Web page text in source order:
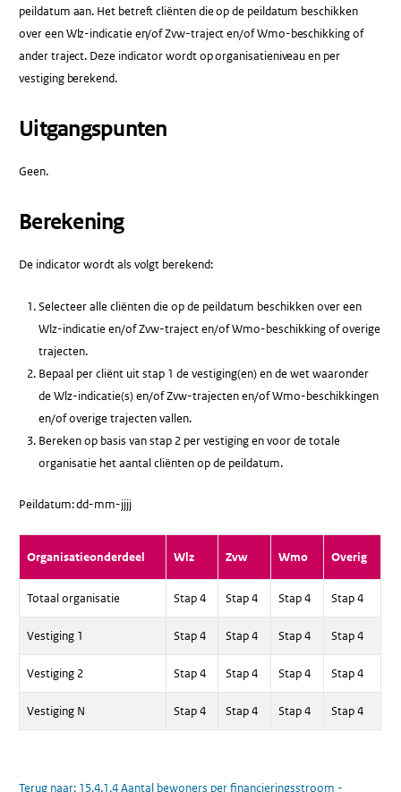
peildatum aan. Het betreft cliënten die op de peildatum beschikken
over een Wlz-indicatie en/of Zvw-traject en/of Wmo-beschikking of
ander traject. Deze indicator wordt op organisatieniveau en per
vestiging berekend.
Uitgangspunten
Geen.
Berekening
De indicator wordt als volgt berekend:
Selecteer alle cliënten die op de peildatum beschikken over een
Wlz-indicatie en/of Zvw-traject en/of Wmo-beschikking of overige
trajecten.
Bepaal per cliënt uit stap 1 de vestiging(en) en de wet waaronder
de Wlz-indicatie(s) en/of Zvw-trajecten en/of Wmo-beschikkingen
en/of overige trajecten vallen.
Bereken op basis van stap 2 per vestiging en voor de totale
organisatie het aantal cliënten op de peildatum.
Peildatum: dd-mm-jjjj
Organisatieonderdeel Wlz Zvw Wmo Overig
Totaal organisatie Stap 4 Stap 4 Stap 4 Stap 4
Vestiging 1 Stap 4 Stap 4 Stap 4 Stap 4
Vestiging 2 Stap 4 Stap 4 Stap 4 Stap 4
Vestiging N Stap 4 Stap 4 Stap 4 Stap 4
Terug naar: 15.4.1.4 Aantal bewoners per financieringsstroom -